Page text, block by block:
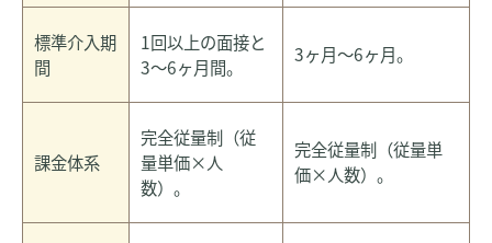
標準介入期
間
1回以上の面接と
3～6ヶ月間。
3ヶ月～6ヶ月。
課金体系
完全従量制（従
量単価×人
数）。
完全従量制（従量単
価×人数）。